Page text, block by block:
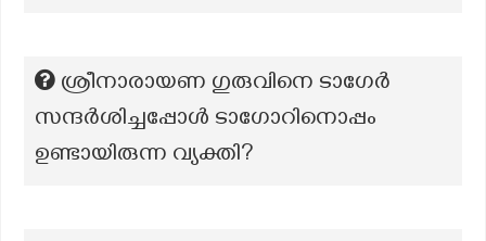
ശ്രീനാരായണ ഗുരുവിനെ ടാഗേർ
സന്ദർശിച്ചപ്പോൾ ടാഗോറിനൊപ്പം
ഉണ്ടായിരുന്ന വ്യക്തി?